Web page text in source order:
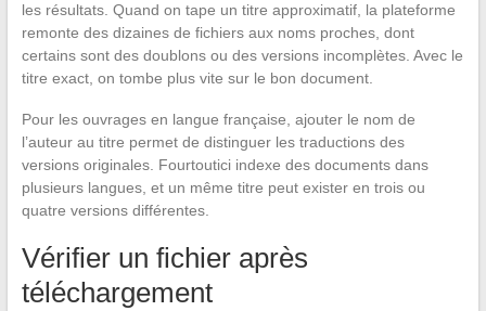
les résultats. Quand on tape un titre approximatif, la plateforme
remonte des dizaines de fichiers aux noms proches, dont
certains sont des doublons ou des versions incomplètes. Avec le
titre exact, on tombe plus vite sur le bon document.
Pour les ouvrages en langue française, ajouter le nom de
l’auteur au titre permet de distinguer les traductions des
versions originales. Fourtoutici indexe des documents dans
plusieurs langues, et un même titre peut exister en trois ou
quatre versions différentes.
Vérifier un fichier après
téléchargement